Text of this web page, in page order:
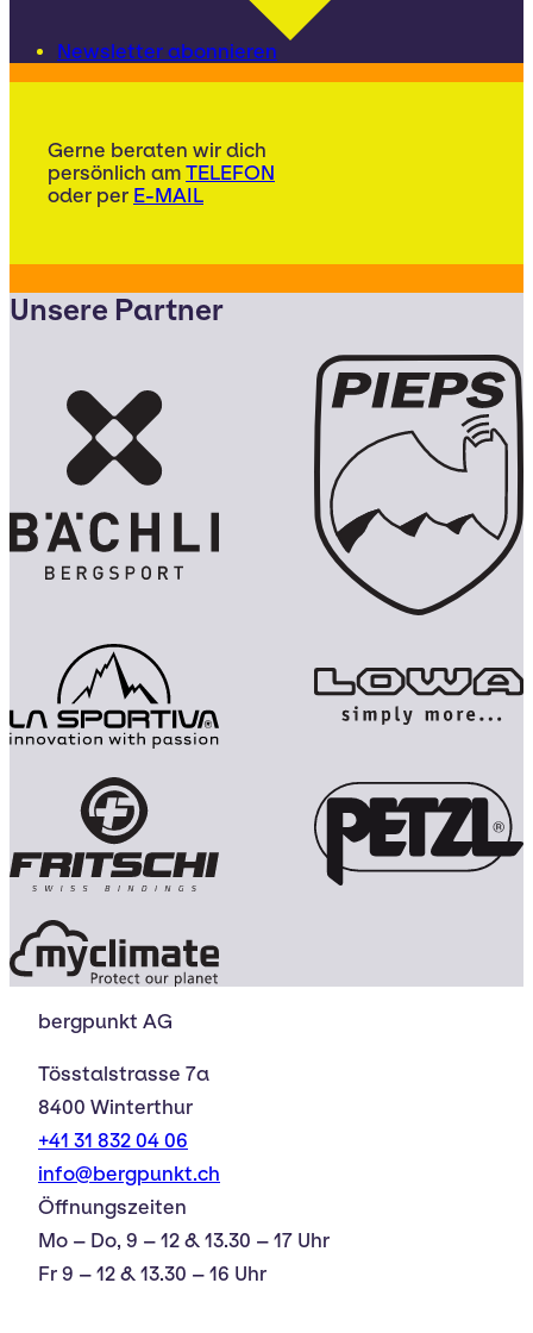
Newsletter abonnieren
Gerne beraten wir dich
persönlich am TELEFON
oder per E-MAIL
Unsere Partner
bergpunkt AG
Tösstalstrasse 7a
8400 Winterthur
+41 31 832 04 06
info@bergpunkt.ch
Öffnungszeiten
Mo – Do, 9 – 12 & 13.30 – 17 Uhr
Fr 9 – 12 & 13.30 – 16 Uhr